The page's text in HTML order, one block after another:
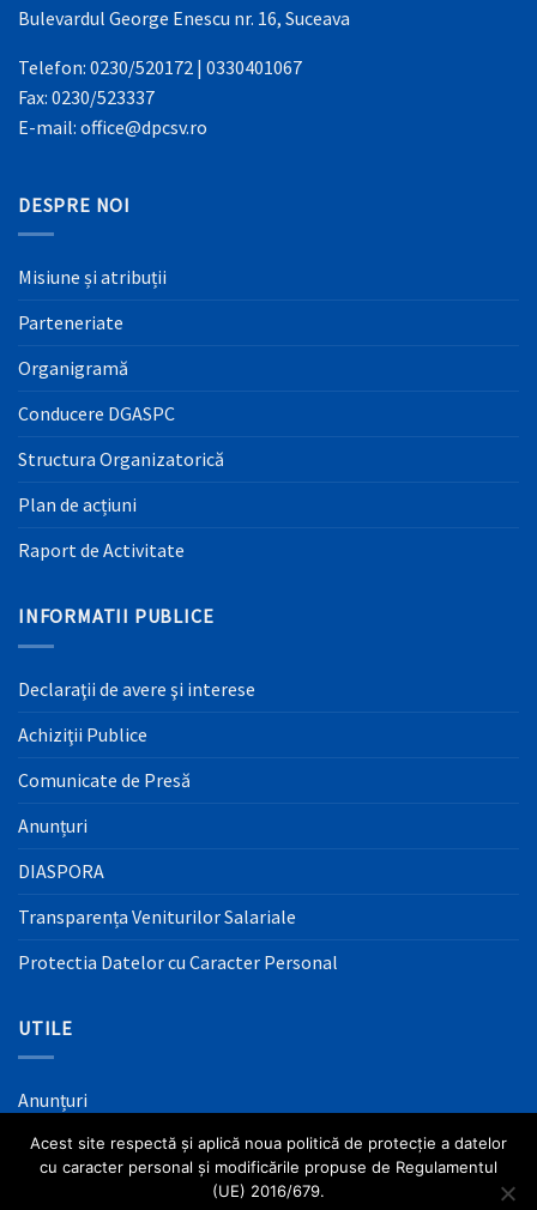
Bulevardul George Enescu nr. 16, Suceava
Telefon: 0230/520172 | 0330401067
Fax: 0230/523337
E-mail: office@dpcsv.ro
DESPRE NOI
Misiune și atribuții
Parteneriate
Organigramă
Conducere DGASPC
Structura Organizatorică
Plan de acțiuni
Raport de Activitate
INFORMATII PUBLICE
Declaraţii de avere şi interese
Achiziţii Publice
Comunicate de Presă
Anunțuri
DIASPORA
Transparența Veniturilor Salariale
Protectia Datelor cu Caracter Personal
UTILE
Anunțuri
Mass Media
Acest site respectă și aplică noua politică de protecție a datelor
cu caracter personal și modificările propuse de Regulamentul
(UE) 2016/679.